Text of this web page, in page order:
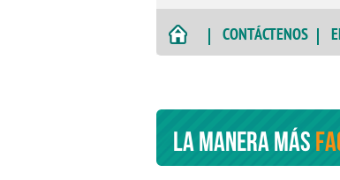
CONTÁCTENOS
La manera más